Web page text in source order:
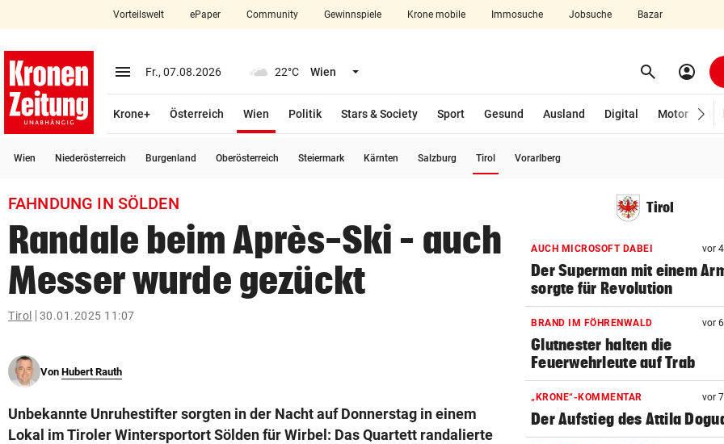
closeSchließen
account_circle Anmelden
arrow_right
bookmark
search
Suchbegriff
eingeben
© Krone Multimedia GmbH & Co KG 2026
Vorteilswelt ePaper Community Gewinnspiele Krone mobile Immosuche Jobsuche Bazar
menu Menü aufklappen
Fr., 07.08.2026 22°C Wien Menü aufklappen search Suchen
account_circle
Krone+ Österreich Wien
Politik
Stars & Society Sport Gesund Ausland Digital Motor
Wien Niederösterreich Burgenland Oberösterreich Steiermark Kärnten Salzburg Tirol Vorarlberg
FAHNDUNG IN SÖLDEN
Randale beim Après-Ski – auch
Messer wurde gezückt
Tirol 30.01.2025 11:07
Von Hubert Rauth
Unbekannte Unruhestifter sorgten in der Nacht auf Donnerstag in einem
Lokal im Tiroler Wintersportort Sölden für Wirbel: Das Quartett randalierte
Tirol
AUCH MICROSOFT DABEI vor
Der Superman mit einem
sorgte für Revolution
BRAND IM FÖHRENWALD vor
Glutnester halten die
Feuerwehrleute auf Trab
„KRONE“-KOMMENTAR vor
Der Aufstieg des Attila